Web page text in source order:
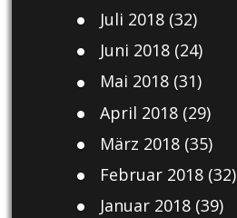
Juli 2018(32)
Juni 2018(24)
Mai 2018(31)
April 2018(29)
März 2018(35)
Februar 2018(32)
Januar 2018(39)